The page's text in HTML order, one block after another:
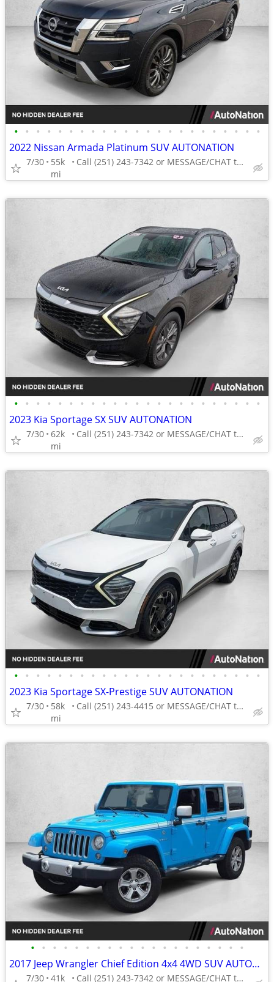
• • • • • • • • • • • • • • • • • • • • • • •
2022 Nissan Armada Platinum SUV AUTONATION
7/30
55k
mi
Call (251) 243-7342 or MESSAGE/CHAT to confirm availability
• • • • • • • • • • • • • • • • • • • • • • •
2023 Kia Sportage SX SUV AUTONATION
7/30 62k
mi
Call (251) 243-7342 or MESSAGE/CHAT to confirm availability
• • • • • • • • • • • • • • • • • • • • • • •
2023 Kia Sportage SX-Prestige SUV AUTONATION
7/30
58k
mi
Call (251) 243-4415 or MESSAGE/CHAT to confirm availability
• • • • • • • • • • • • • • • • • • • •
2017 Jeep Wrangler Chief Edition 4x4 4WD SUV AUTONATION
7/30 41k
Call (251) 243-7342 or MESSAGE/CHAT to confirm availability